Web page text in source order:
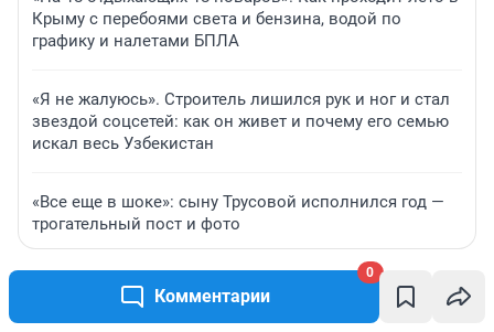
Комментарии
0
Крыму с перебоями света и бензина, водой по
графику и налетами БПЛА
«Я не жалуюсь». Строитель лишился рук и ног и стал
звездой соцсетей: как он живет и почему его семью
искал весь Узбекистан
«Все еще в шоке»: сыну Трусовой исполнился год —
трогательный пост и фото
ЗНАКОМСТВА